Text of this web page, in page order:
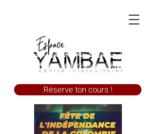
Réserve ton cours !